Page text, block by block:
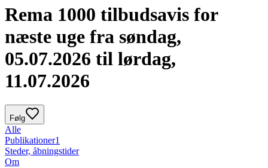
Rema 1000 tilbudsavis for
næste uge fra søndag,
05.07.2026 til lørdag,
11.07.2026
Følg
Alle
Publikationer1
Steder, åbningstider
Om